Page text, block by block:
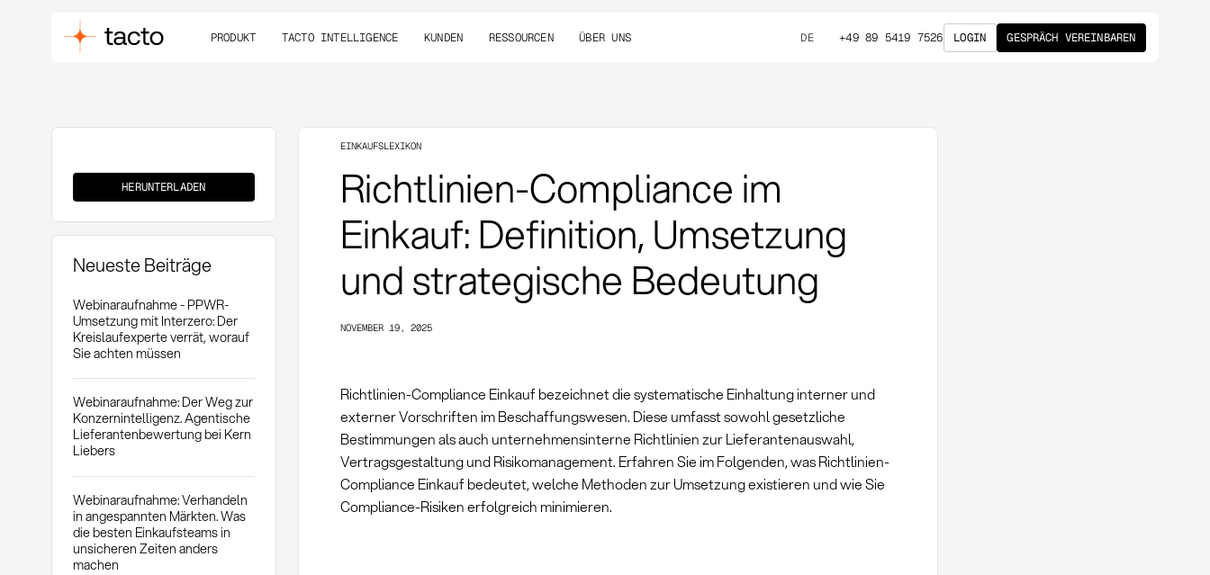
PRODUKT TACTO INTELLIGENCE KUNDEN RESSOURCEN ÜBER UNS DE +49 89 5419 7526 LOGIN GESPRÄCH VEREINBAREN
Compliance
HERUNTERLADEN
Neueste Beiträge
Webinaraufnahme - PPWR-
Umsetzung mit Interzero: Der
Kreislaufexperte verrät, worauf
Sie achten müssen
Webinaraufnahme: Der Weg zur
Konzernintelligenz. Agentische
Lieferantenbewertung bei Kern
Liebers
Webinaraufnahme: Verhandeln
in angespannten Märkten. Was
die besten Einkaufsteams in
unsicheren Zeiten anders
machen
EINKAUFSLEXIKON
Richtlinien-Compliance im
Einkauf: Definition, Umsetzung
und strategische Bedeutung
NOVEMBER 19, 2025
Richtlinien-Compliance Einkauf bezeichnet die systematische Einhaltung interner und
externer Vorschriften im Beschaffungswesen. Diese umfasst sowohl gesetzliche
Bestimmungen als auch unternehmensinterne Richtlinien zur Lieferantenauswahl,
Vertragsgestaltung und Risikomanagement. Erfahren Sie im Folgenden, was Richtlinien-
Compliance Einkauf bedeutet, welche Methoden zur Umsetzung existieren und wie Sie
Compliance-Risiken erfolgreich minimieren.